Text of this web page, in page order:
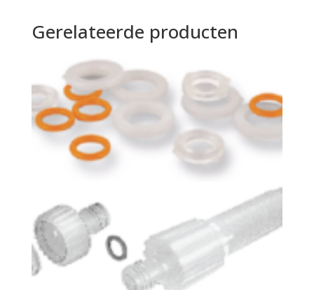
Gerelateerde producten